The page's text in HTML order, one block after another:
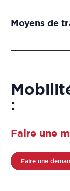
Moyens de
:
Faire une
Faire une